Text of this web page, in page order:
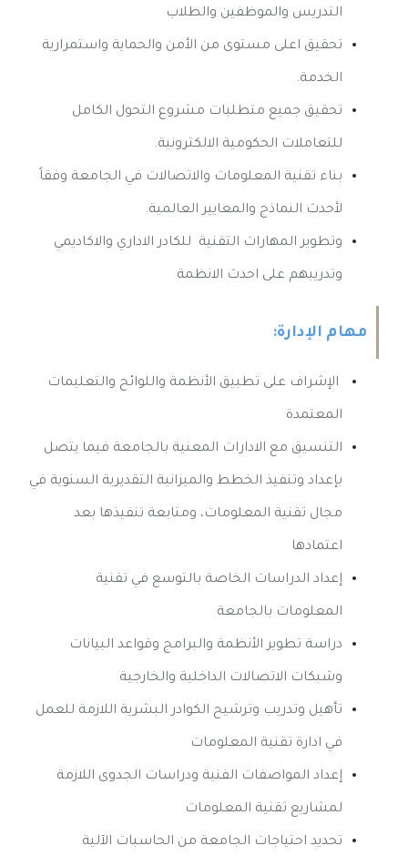
التدريس والموظفين والطلاب
تحقيق اعلى مستوى من الأمن والحماية واستمرارية
الخدمة.
تحقيق جميع متطلبات مشروع التحول الكامل
للتعاملات الحكومية الالكترونية.
بناء تقنية المعلومات والاتصالات في الجامعة وفقاً
لأحدث النماذج والمعايير العالمية.
وتدريبهم على احدث الانظمة
مهام الإدارة:
الإشراف على تطبيق الأنظمة واللوائح والتعليمات
المعتمدة
التنسيق مع الادارات المعنية بالجامعة فيما يتصل
بإعداد وتنفيذ الخطط والميزانية التقديرية السنوية في
مجال تقنية المعلومات، ومتابعة تنفيذها بعد
اعتمادها
إعداد الدراسات الخاصة بالتوسع في تقنية
المعلومات بالجامعة
دراسة تطوير الأنظمة والبرامج وقواعد البيانات
وشبكات الاتصالات الداخلية والخارجية
تأهيل وتدريب وترشيح الكوادر البشرية اللازمة للعمل
في ادارة تقنية المعلومات
إعداد المواصفات الفنية ودراسات الجدوى اللازمة
لمشاريع تقنية المعلومات
تحديد احتياجات الجامعة من الحاسبات الآلية